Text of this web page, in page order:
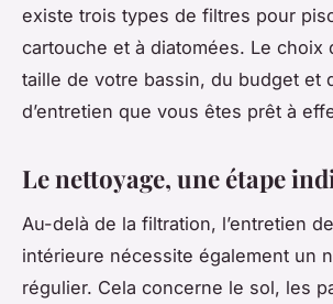
existe trois types de filtres pour
cartouche et à diatomées. Le choix
taille de votre bassin, du budget et
d’entretien que vous êtes prêt à
Le nettoyage, une étape
Au-delà de la filtration, l’entretien
intérieure nécessite également un
régulier. Cela concerne le sol, les